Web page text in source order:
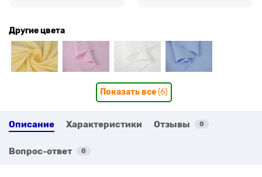
Другие цвета
Показать все(6)
Описание Характеристики Отзывы 0
Вопрос-ответ 0